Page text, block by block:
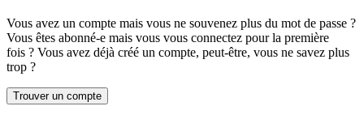
Vous avez un compte mais vous ne souvenez plus du mot de passe ?
Vous êtes abonné-e mais vous vous connectez pour la première
fois ? Vous avez déjà créé un compte, peut-être, vous ne savez plus
trop ?